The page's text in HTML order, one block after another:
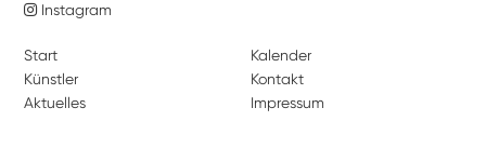
Instagram
Start
Künstler
Aktuelles
Kalender
Kontakt
Impressum